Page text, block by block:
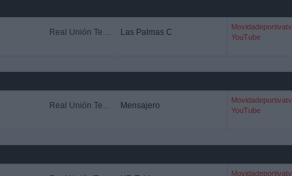
Real Unión Tenerife Las Palmas C
Movidadeportivatv
YouTube
Real Unión Tenerife Mensajero
Movidadeportivatv
YouTube
Movidadeportivatv